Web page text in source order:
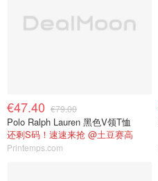
€47.40 €79.00
Polo Ralph Lauren 黑色V领T恤
还剩S码！速速来抢 @土豆赛高
Printemps.com